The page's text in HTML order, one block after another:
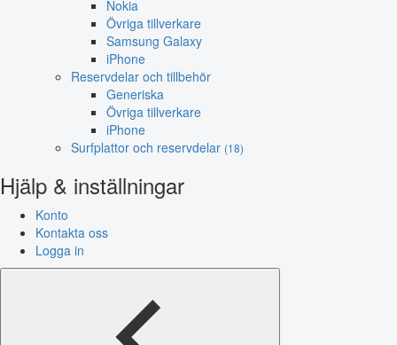
Nokia
Övriga tillverkare
Samsung Galaxy
iPhone
Reservdelar och tillbehör
Generiska
Övriga tillverkare
iPhone
Surfplattor och reservdelar (18)
Hjälp & inställningar
Konto
Kontakta oss
Logga in